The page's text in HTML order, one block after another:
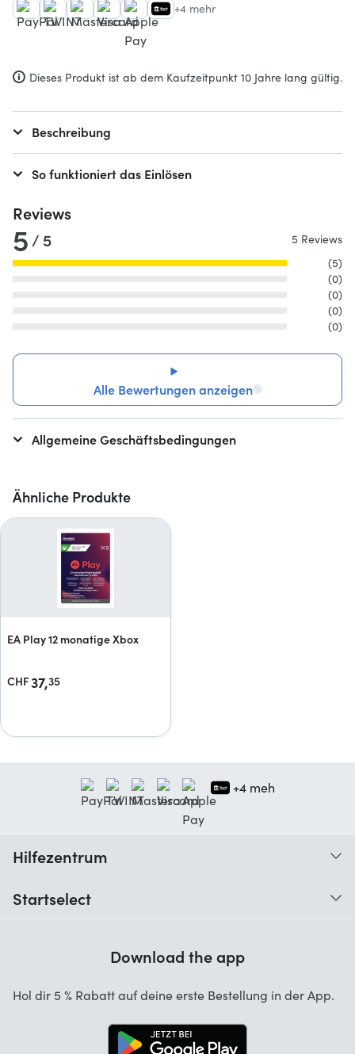
Ähnliche Produkte
EA Play 12 monatige Xbox
CHF37,35
+4 mehr
Dieses Produkt ist ab dem Kaufzeitpunkt 10 Jahre lang gültig.
Beschreibung
So funktioniert das Einlösen
Reviews
5 / 5
5 Reviews
(5)
(0)
(0)
(0)
(0)
Alle Bewertungen anzeigen
Allgemeine Geschäftsbedingungen
+4 meh
Hilfezentrum
Startselect
Startselect App
Download the app
Hol dir 5 % Rabatt auf deine erste Bestellung in der App.